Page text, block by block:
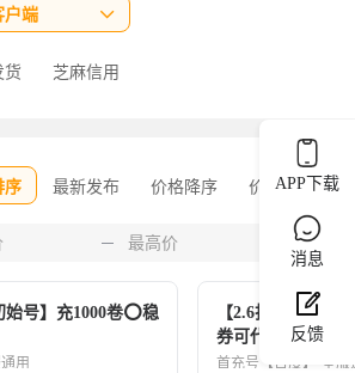
APP下载
消息
反馈
户端 
货 芝麻信用
序 最新发布 价格降序 价格升序
0-30
始号】充1000卷⭕稳
用
【2.6折】【首充
券可代充续充
首充号【百度】 全服